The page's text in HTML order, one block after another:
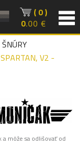
( 0 )
0.00 €
V2 -
a môže sa odlišovať od